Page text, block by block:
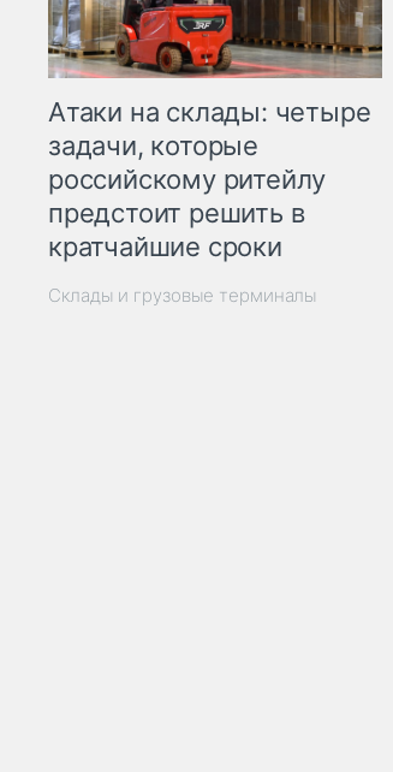
Атаки на склады: четыре
задачи, которые
российскому ритейлу
предстоит решить в
кратчайшие сроки
Склады и грузовые терминалы